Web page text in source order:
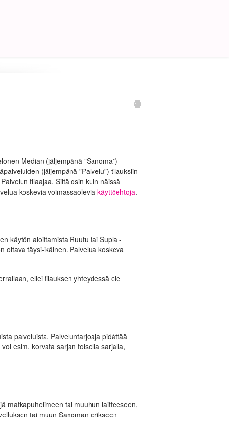
Median (jäljempänä ”Sanoma”)
(jäljempänä ”Palvelu”) tilauksiin
tilaajaa. Siltä osin kuin näissä
koskevia voimassaolevia käyttöehtoja.
käytön aloittamista Ruutu tai Supla -
oltava täysi-ikäinen. Palvelua koskeva
ellei tilauksen yhteydessä ole
palveluista. Palveluntarjoaja pidättää
esim. korvata sarjan toisella sarjalla,
matkapuhelimeen tai muuhun laitteeseen,
tai muun Sanoman erikseen